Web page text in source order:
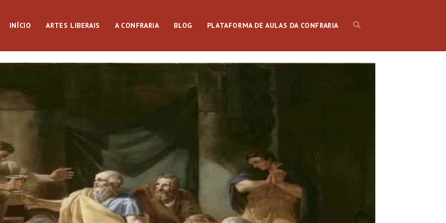
INÍCIO ARTES LIBERAIS A CONFRARIA BLOG PLATAFORMA DE AULAS DA CONFRARIA ALTERNAR